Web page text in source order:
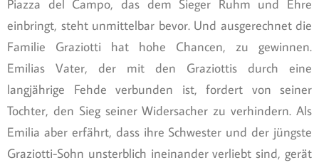
Piazza del Campo, das dem Sieger Ruhm und Ehre
einbringt, steht unmittelbar bevor. Und ausgerechnet die
Familie Graziotti hat hohe Chancen, zu gewinnen.
Emilias Vater, der mit den Graziottis durch eine
langjährige Fehde verbunden ist, fordert von seiner
Tochter, den Sieg seiner Widersacher zu verhindern. Als
Emilia aber erfährt, dass ihre Schwester und der jüngste
Graziotti-Sohn unsterblich ineinander verliebt sind, gerät